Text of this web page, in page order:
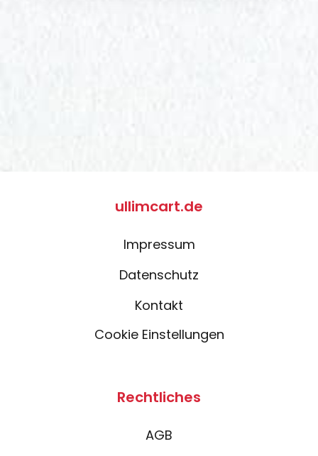
ullimcart.de
Impressum
Datenschutz
Kontakt
Cookie Einstellungen
Rechtliches
AGB